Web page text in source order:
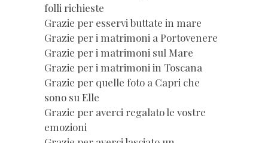
folli richieste
Grazie per esservi buttate in mare
Grazie per i matrimoni a Portovenere
Grazie per i matrimoni sul Mare
Grazie per i matrimoni in Toscana
Grazie per quelle foto a Capri che
sono su Elle
Grazie per averci regalato le vostre
emozioni